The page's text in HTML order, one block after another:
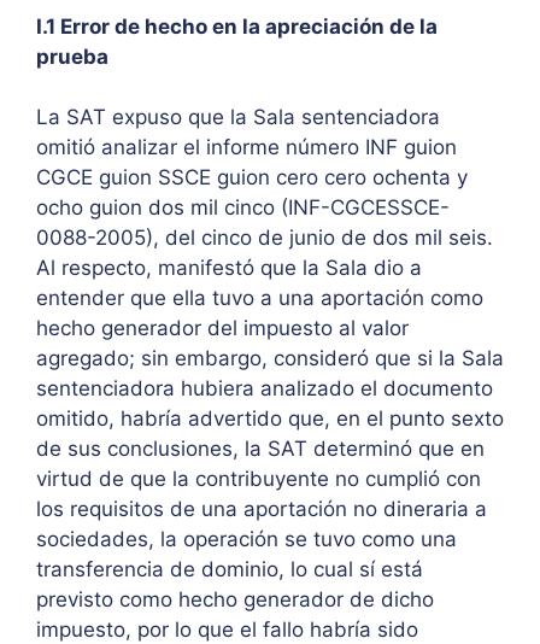
I.1 Error de hecho en la apreciación de la
prueba
La SAT expuso que la Sala sentenciadora
omitió analizar el informe número INF guion
CGCE guion SSCE guion cero cero ochenta y
ocho guion dos mil cinco (INF-CGCESSCE-
0088-2005), del cinco de junio de dos mil seis.
Al respecto, manifestó que la Sala dio a
entender que ella tuvo a una aportación como
hecho generador del impuesto al valor
agregado; sin embargo, consideró que si la Sala
sentenciadora hubiera analizado el documento
omitido, habría advertido que, en el punto sexto
de sus conclusiones, la SAT determinó que en
virtud de que la contribuyente no cumplió con
los requisitos de una aportación no dineraria a
sociedades, la operación se tuvo como una
transferencia de dominio, lo cual sí está
previsto como hecho generador de dicho
impuesto, por lo que el fallo habría sido